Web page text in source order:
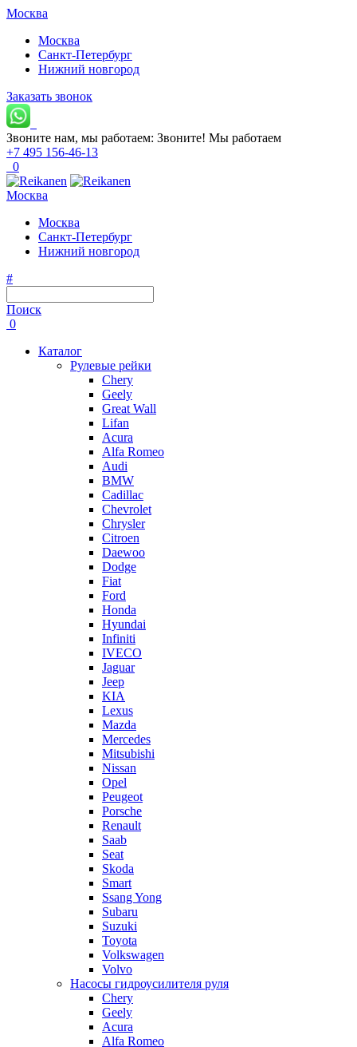
Москва
Москва
Санкт-Петербург
Нижний новгород
Заказать звонок
Звоните нам, мы работаем: Звоните! Мы работаем
+7 495 156-46-13
0
Москва
Москва
Санкт-Петербург
Нижний новгород
#
Поиск
0
Каталог
Рулевые рейки
Chery
Geely
Great Wall
Lifan
Acura
Alfa Romeo
Audi
BMW
Cadillac
Chevrolet
Chrysler
Citroen
Daewoo
Dodge
Fiat
Ford
Honda
Hyundai
Infiniti
IVECO
Jaguar
Jeep
KIA
Lexus
Mazda
Mercedes
Mitsubishi
Nissan
Opel
Peugeot
Porsche
Renault
Saab
Seat
Skoda
Smart
Ssang Yong
Subaru
Suzuki
Toyota
Volkswagen
Volvo
Насосы гидроусилителя руля
Chery
Geely
Acura
Alfa Romeo